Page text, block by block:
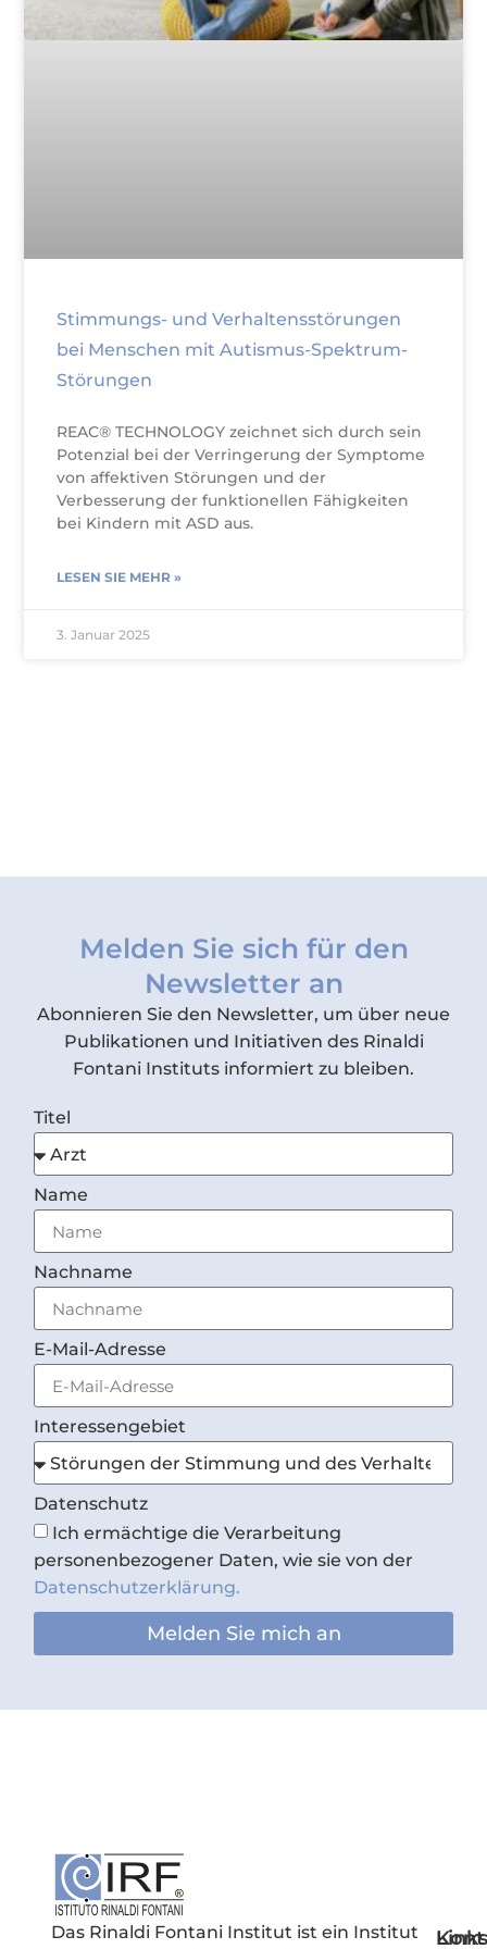
Stimmungs- und Verhaltensstörungen
bei Menschen mit Autismus-Spektrum-
Störungen
REAC® TECHNOLOGY zeichnet sich durch sein
Potenzial bei der Verringerung der Symptome
von affektiven Störungen und der
Verbesserung der funktionellen Fähigkeiten
bei Kindern mit ASD aus.
LESEN SIE MEHR »
3. Januar 2025
Melden Sie sich für den
Newsletter an
Abonnieren Sie den Newsletter, um über neue
Publikationen und Initiativen des Rinaldi
Fontani Instituts informiert zu bleiben.
Titel
Name
Nachname
E-Mail-Adresse
Interessengebiet
Datenschutz
Ich ermächtige die Verarbeitung
personenbezogener Daten, wie sie von der
Datenschutzerklärung.
Melden Sie mich an
Das Rinaldi Fontani Institut ist ein Institut